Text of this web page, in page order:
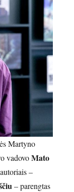
Martyno
vadovoMato
–
– parengtas